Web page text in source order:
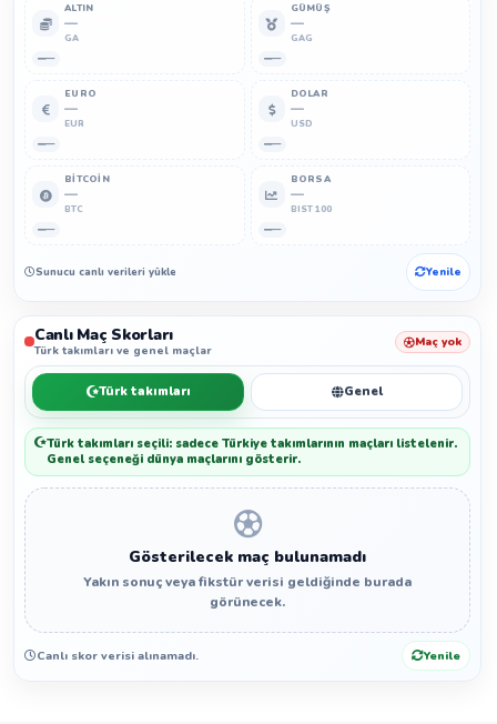
ALTIN
—
GA
—
GÜMÜŞ
—
GAG
—
EURO
—
EUR
—
DOLAR
—
USD
—
BITCOIN
—
BTC
—
BORSA
—
BIST 100
—
Sunucu canlı verileri yükleyemedi. Yenile
Canlı Maç Skorları
Türk takımları ve genel maçlar
Maç yok
Türk takımları Genel
Türk takımları seçili: sadece Türkiye takımlarının maçları listelenir.
Genel seçeneği dünya maçlarını gösterir.
Gösterilecek maç bulunamadı
Yakın sonuç veya fikstür verisi geldiğinde burada
görünecek.
Canlı skor verisi alınamadı. Yenile